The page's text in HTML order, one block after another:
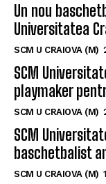
Un nou
Universitatea
SCM U CRAIOVA (M)
SCM
playmaker
SCM U CRAIOVA (M)
SCM
baschetbalist
SCM U CRAIOVA (M)